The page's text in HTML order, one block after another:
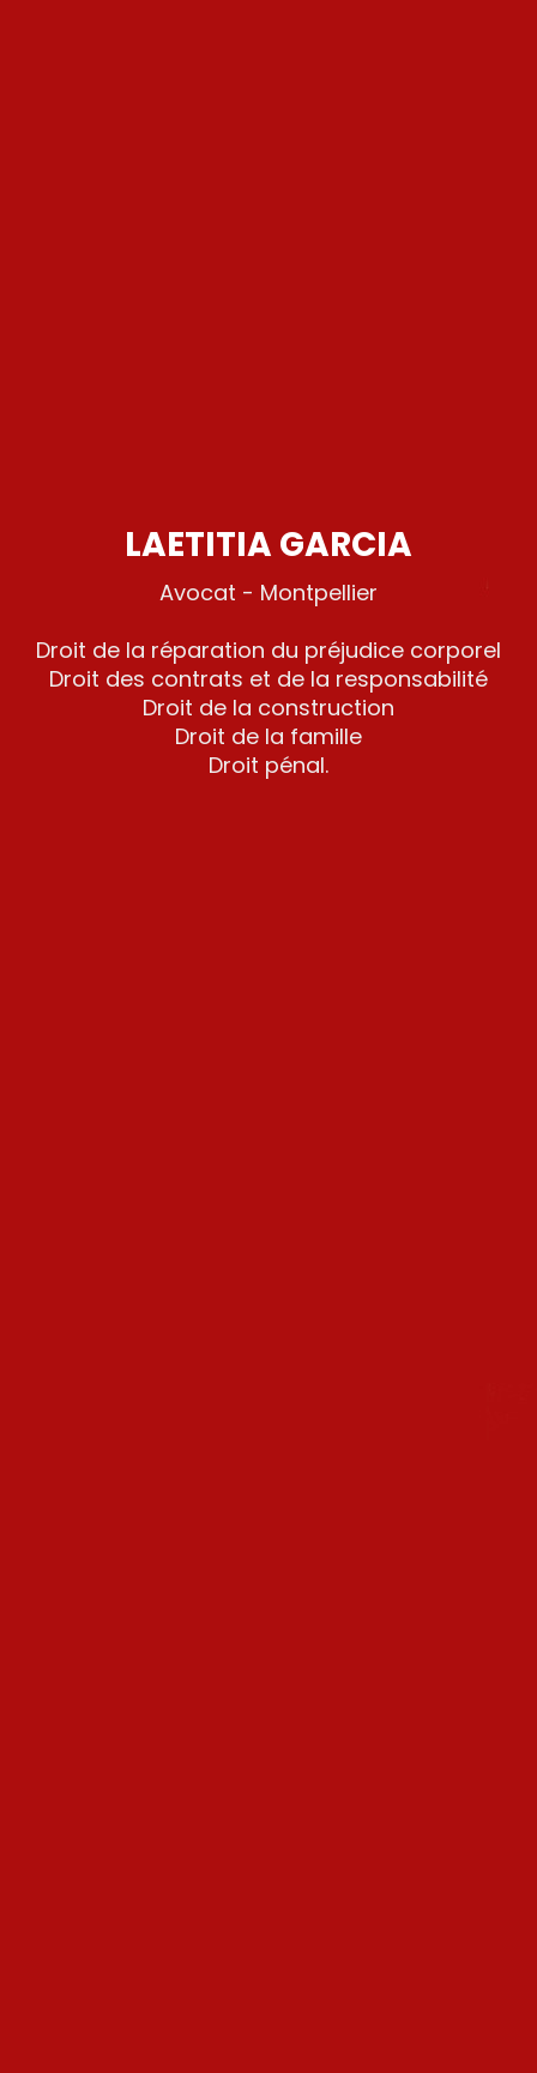
LAETITIA GARCIA
Avocat - Montpellier
Droit de la réparation du préjudice corporel
Droit des contrats et de la responsabilité
Droit de la construction
Droit de la famille
Droit pénal.